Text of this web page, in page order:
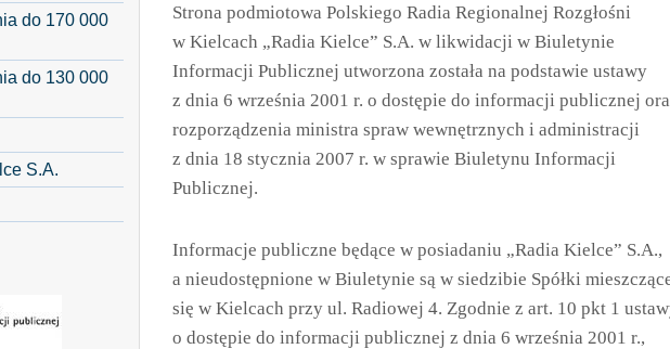
do 170 000
do 130 000
S.A.
Strona podmiotowa Polskiego Radia Regionalnej Rozgłośni
w Kielcach „Radia Kielce” S.A. w likwidacji w Biuletynie
Informacji Publicznej utworzona została na podstawie ustawy
z dnia 6 września 2001 r. o dostępie do informacji publicznej
rozporządzenia ministra spraw wewnętrznych i administracji
z dnia 18 stycznia 2007 r. w sprawie Biuletynu Informacji
Publicznej.
Informacje publiczne będące w posiadaniu „Radia Kielce” S.A.,
a nieudostępnione w Biuletynie są w siedzibie Spółki
się w Kielcach przy ul. Radiowej 4. Zgodnie z art. 10 pkt 1
o dostępie do informacji publicznej z dnia 6 września 2001 r.,